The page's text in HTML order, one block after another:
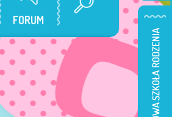
FORUM